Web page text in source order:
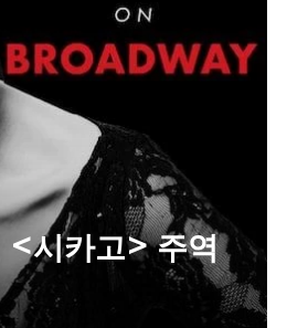
<시카고> 주역